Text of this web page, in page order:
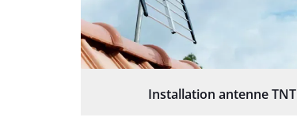
Installation antenne TNT